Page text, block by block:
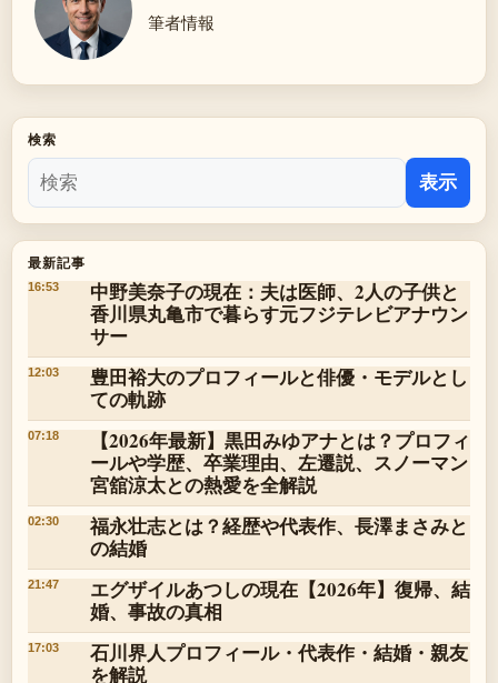
筆者情報
検索
表示
最新記事
16:53
中野美奈子の現在：夫は医師、2人の子供と
香川県丸亀市で暮らす元フジテレビアナウン
サー
12:03
豊田裕大のプロフィールと俳優・モデルとし
ての軌跡
07:18
【2026年最新】黒田みゆアナとは？プロフィ
ールや学歴、卒業理由、左遷説、スノーマン
宮舘涼太との熱愛を全解説
02:30
福永壮志とは？経歴や代表作、長澤まさみと
の結婚
21:47
エグザイルあつしの現在【2026年】復帰、結
婚、事故の真相
17:03
石川界人プロフィール・代表作・結婚・親友
を解説